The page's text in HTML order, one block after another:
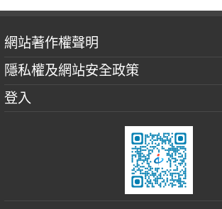
網站著作權聲明
隱私權及網站安全政策
登入